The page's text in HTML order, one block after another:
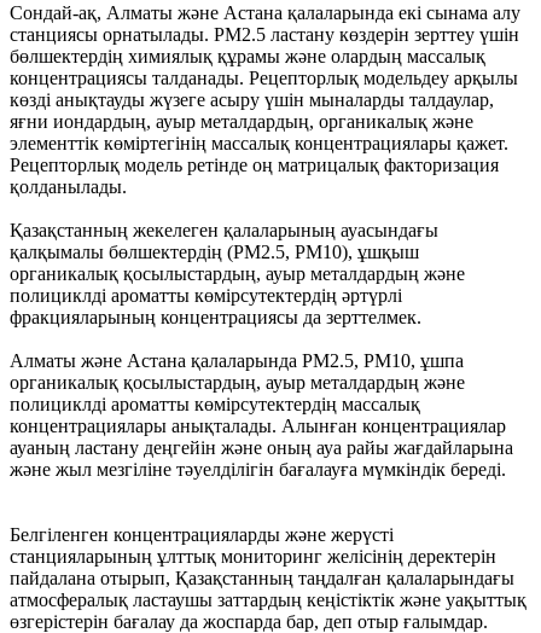
Сондай-ақ, Алматы және Астана қалаларында екі сынама алу
станциясы орнатылады. PM2.5 ластану көздерін зерттеу үшін
бөлшектердің химиялық құрамы және олардың массалық
концентрациясы талданады. Рецепторлық модельдеу арқылы
көзді анықтауды жүзеге асыру үшін мыналарды талдаулар,
яғни иондардың, ауыр металдардың, органикалық және
элементтік көміртегінің массалық концентрациялары қажет.
Рецепторлық модель ретінде оң матрицалық факторизация
қолданылады.
Қазақстанның жекелеген қалаларының ауасындағы
қалқымалы бөлшектердің (PM2.5, PM10), ұшқыш
органикалық қосылыстардың, ауыр металдардың және
полициклді ароматты көмірсутектердің әртүрлі
фракцияларының концентрациясы да зерттелмек.
Алматы және Астана қалаларында PM2.5, PM10, ұшпа
органикалық қосылыстардың, ауыр металдардың және
полициклді ароматты көмірсутектердің массалық
концентрациялары анықталады. Алынған концентрациялар
ауаның ластану деңгейін және оның ауа райы жағдайларына
және жыл мезгіліне тәуелділігін бағалауға мүмкіндік береді.
Белгіленген концентрацияларды және жерүсті
станцияларының ұлттық мониторинг желісінің деректерін
пайдалана отырып, Қазақстанның таңдалған қалаларындағы
атмосфералық ластаушы заттардың кеңістіктік және уақыттық
өзгерістерін бағалау да жоспарда бар, деп отыр ғалымдар.